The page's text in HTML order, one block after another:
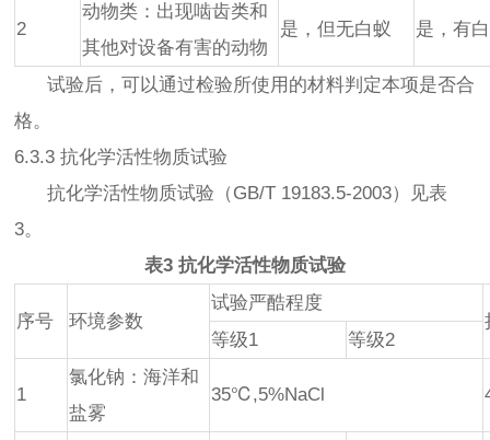
2
动物类：出现啮齿类和
其他对设备有害的动物
是，但无白蚁 是，有
试验后，可以通过检验所使用的材料判定本项是否合
格。
6.3.3 抗化学活性物质试验
抗化学活性物质试验（GB/T 19183.5-2003）见表
3。
表3 抗化学活性物质试验
序号 环境参数
试验严酷程度
等级1
等级2
1
氯化钠：海洋和
盐雾
35℃,5%NaCl